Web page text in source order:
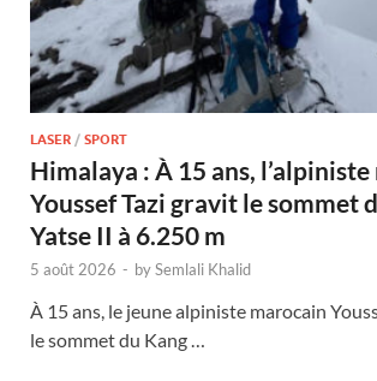
LASER / SPORT
Himalaya : À 15 ans,
Youssef Tazi gravit le sommet
Yatse II à 6.250 m
5 août 2026 - bySemlali Khalid
À 15 ans, le jeune alpiniste marocain
le sommet du Kang …